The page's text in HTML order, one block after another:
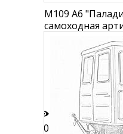
M109 A6
самоходная
установка с
орудием,
бронированным
10